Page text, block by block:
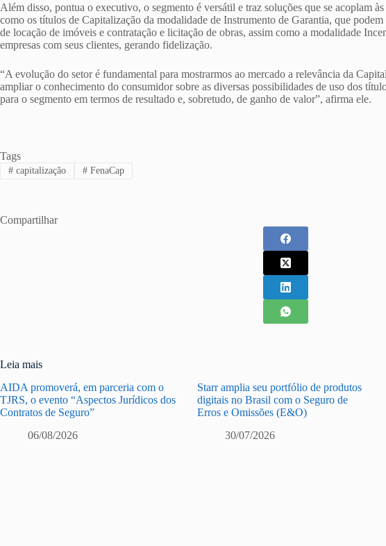
Além disso, pontua o executivo, o segmento é versátil e traz soluções que se acoplam às
como os títulos de Capitalização da modalidade de Instrumento de Garantia, que
de locação de imóveis e contratação e licitação de obras, assim como a modalidade
empresas com seus clientes, gerando fidelização.
“A evolução do setor é fundamental para mostrarmos ao mercado a relevância da
ampliar o conhecimento do consumidor sobre as diversas possibilidades de uso dos
para o segmento em termos de resultado e, sobretudo, de ganho de valor”, afirma ele.
Tags
#capitalização #FenaCap
Compartilhar
Leia mais
AIDA promoverá, em parceria com o
TJRS, o evento “Aspectos Jurídicos dos
Contratos de Seguro”
06/08/2026
Starr amplia seu portfólio de produtos
digitais no Brasil com o Seguro de
Erros e Omissões (E&O)
30/07/2026